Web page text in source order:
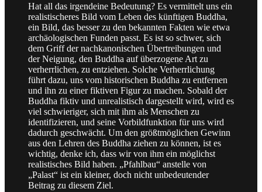
Hat all das irgendeine Bedeutung? Es vermittelt uns ein
realistischeres Bild vom Leben des künftigen Buddha,
ein Bild, das besser zu den bekannten Fakten wie etwa
archäologischen Funden passt. Es ist so schwer, sich
dem Griff der nachkanonischen Übertreibungen und
der Neigung, den Buddha auf überzogene Art zu
verherrlichen, zu entziehen. Solche Verherrlichung
führt dazu, uns vom historischen Buddha zu entfernen
und ihn zu einer fiktiven Figur zu machen. Sobald der
Buddha fiktiv und unrealistisch dargestellt wird, wird es
viel schwieriger, sich mit ihm als Menschen zu
identifizieren, und seine Vorbildfunktion für uns wird
dadurch geschwächt. Um den größtmöglichen Gewinn
aus den Lehren des Buddha ziehen zu können, ist es
wichtig, denke ich, dass wir von ihm ein möglichst
realistisches Bild haben. „Pfahlbau“ anstelle von
„Palast“ ist ein kleiner, doch nicht unbedeutender
Beitrag zu diesem Ziel.